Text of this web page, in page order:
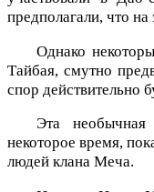
предполагали, что на
Однако
Тайбая, смутно
спор действительно
Эта
некоторое время,
людей клана Меча.